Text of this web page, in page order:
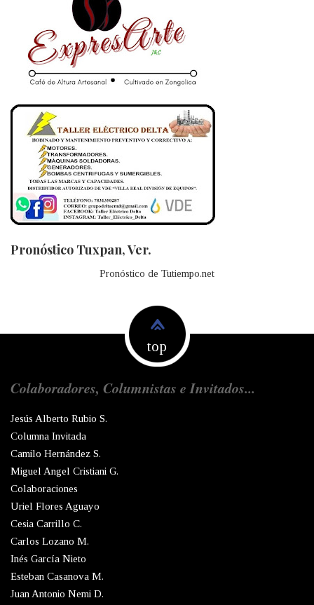
Pronóstico Tuxpan, Ver.
Pronóstico de Tutiempo.net
top
Colaboradores, Columnistas e Invitados...
Jesús Alberto Rubio S.
Columna Invitada
Camilo Hernández S.
Miguel Angel Cristiani G.
Colaboraciones
Uriel Flores Aguayo
Cesia Carrillo C.
Carlos Lozano M.
Inés García Nieto
Esteban Casanova M.
Juan Antonio Nemi D.